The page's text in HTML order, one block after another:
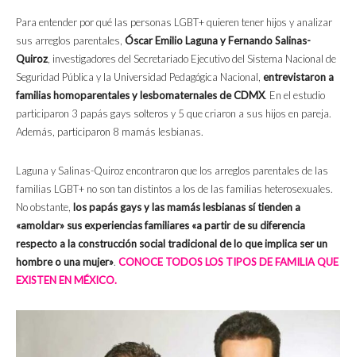
Para entender por qué las personas LGBT+ quieren tener hijos y analizar
sus arreglos parentales, Óscar Emilio Laguna y Fernando Salinas-
Quiroz, investigadores del Secretariado Ejecutivo del Sistema Nacional de
Seguridad Pública y la Universidad Pedagógica Nacional, entrevistaron a
familias homoparentales y lesbomaternales de CDMX. En el estudio
participaron 3 papás gays solteros y 5 que criaron a sus hijos en pareja.
Además, participaron 8 mamás lesbianas.
Laguna y Salinas-Quiroz encontraron que los arreglos parentales de las
familias LGBT+ no son tan distintos a los de las familias heterosexuales.
No obstante, los papás gays y las mamás lesbianas sí tienden a
«amoldar» sus experiencias familiares «a partir de su diferencia
respecto a la construcción social tradicional de lo que implica ser un
hombre o una mujer». CONOCE TODOS LOS TIPOS DE FAMILIA QUE
EXISTEN EN MÉXICO.